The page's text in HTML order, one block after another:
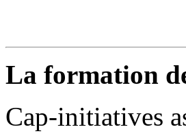
La formation
Cap-initiatives